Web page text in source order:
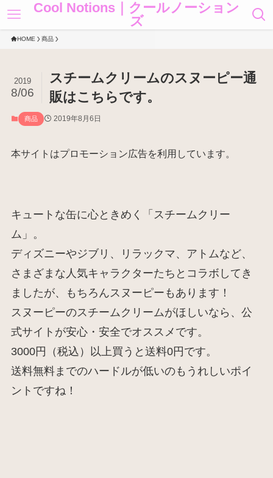
Cool Notions｜クールノーション
ズ
HOME 商品
スチームクリームのスヌーピー通
販はこちらです。
2019
8/06
商品 2019年8月6日
本サイトはプロモーション広告を利用しています。
キュートな缶に心ときめく「スチームクリー
ム」。
ディズニーやジブリ、リラックマ、アトムなど、
さまざまな人気キャラクターたちとコラボしてき
ましたが、もちろんスヌーピーもあります！
スヌーピーのスチームクリームがほしいなら、公
式サイトが安心・安全でオススメです。
3000円（税込）以上買うと送料0円です。
送料無料までのハードルが低いのもうれしいポイ
ントですね！